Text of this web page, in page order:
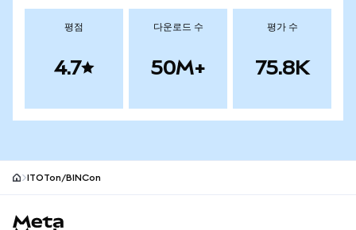
평점
4.7
다운로드 수
50M+
평가 수
75.8K
ITOTon/BINCon